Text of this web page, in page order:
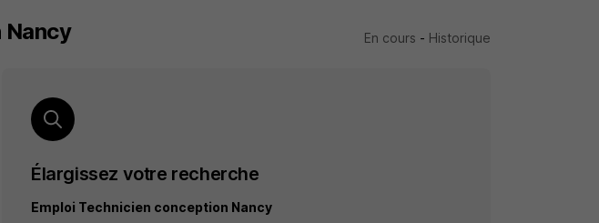
Nancy En cours - Historique
Élargissez votre recherche
Emploi Technicien conception Nancy